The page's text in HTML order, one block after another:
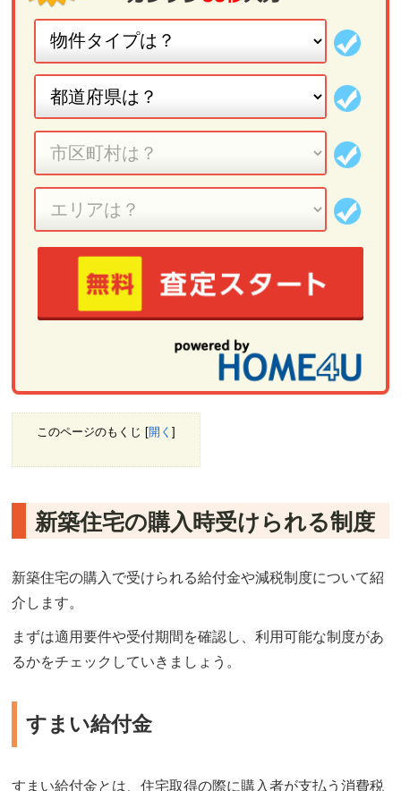
このページのもくじ [開く]
新築住宅の購入時受けられる制度
新築住宅の購入で受けられる給付金や減税制度について紹
介します。
まずは適用要件や受付期間を確認し、利用可能な制度があ
るかをチェックしていきましょう。
すまい給付金
すまい給付金とは、住宅取得の際に購入者が支払う消費税